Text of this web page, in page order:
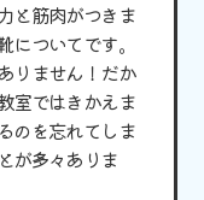
と筋肉がつきま
ついてです。
りません！だか
室ではきかえま
のを忘れてしま
が多々ありま